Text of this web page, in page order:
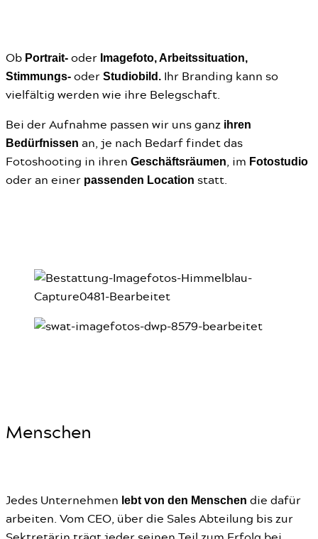
Ob Portrait- oder Imagefoto, Arbeitssituation,
Stimmungs- oder Studiobild. Ihr Branding kann so
vielfältig werden wie ihre Belegschaft.
Bei der Aufnahme passen wir uns ganz ihren
Bedürfnissen an, je nach Bedarf findet das
Fotoshooting in ihren Geschäftsräumen , im Fotostudio
oder an einer passenden Location statt.
Menschen
Jedes Unternehmen lebt von den Menschen die dafür
arbeiten. Vom CEO, über die Sales Abteilung bis zur